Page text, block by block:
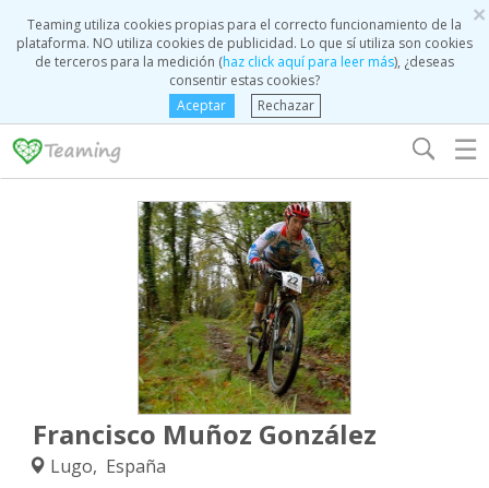
×
Teaming utiliza cookies propias para el correcto funcionamiento de la
plataforma. NO utiliza cookies de publicidad. Lo que sí utiliza son cookies
de terceros para la medición (haz click aquí para leer más), ¿deseas
consentir estas cookies?
Aceptar
Rechazar
☰
Francisco Muñoz González
Lugo, España